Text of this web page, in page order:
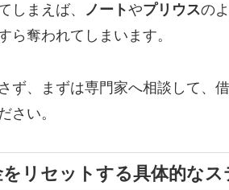
しまえば、 ノートやプリウスの
ら奪われてしまいます。
ず、まずは専門家へ相談して、
さい。
リセットする具体的なス